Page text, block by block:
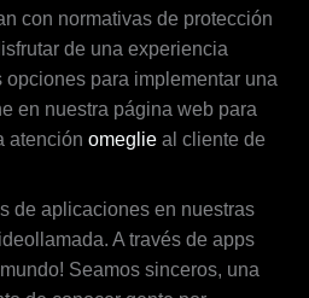
con normativas de protección
de una experiencia
para implementar una
en nuestra página web para
atención omeglie al cliente de
de aplicaciones en nuestras
A través de apps
Seamos sinceros, una